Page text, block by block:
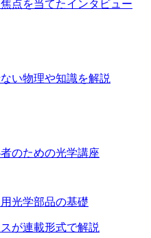
点を当てたインタビュー
い物理や知識を解説
のための光学講座
光学部品の基礎
が連載形式で解説